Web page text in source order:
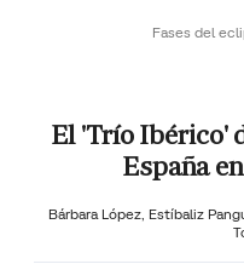
Fases del
El 'Trío Ibérico'
España
Bárbara López, Estíbaliz